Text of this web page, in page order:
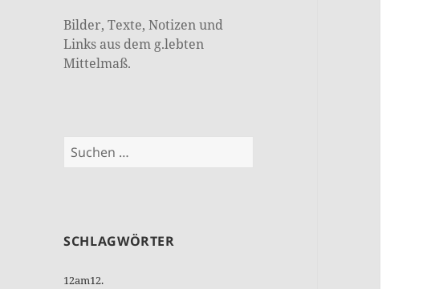
Bilder, Texte, Notizen und
Links aus dem g.lebten
Mittelmaß.
Suchen
SCHLAGWÖRTER
12am12.